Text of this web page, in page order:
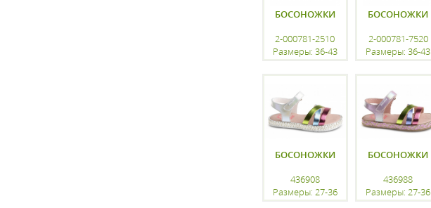
БОСОНОЖКИ
2-000781-2510
Размеры: 36-43
БОСОНОЖКИ
2-000781-7520
Размеры: 36-43
БОСОНОЖКИ
436908
Размеры: 27-36
БОСОНОЖКИ
436988
Размеры: 27-36